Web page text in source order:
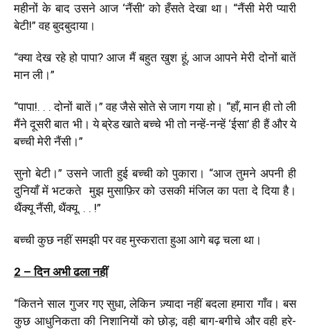
महीनों के बाद उसने आज ‘नैंसी’ को हँसते देखा था। “नैंसी मेरी प्यारी
बेटी!” वह बुदबुदाया।
“क्या देख रहे हो पापा? आज मैं बहुत खुश हूं, आज आपने मेरी दोनों बातें
मान ली।”
“पापा!. . . दोनों बातें।” वह जैसे सोते से जाग गया हो। “हाँ, मान ही तो ली
मैंने दूसरी बात भी। ये ब्रेड खाते बच्चे भी तो नन्हें-नन्हें ‘ईसा’ ही हैं और ये
बच्ची मेरी नैंसी।”
सुनो बेटी।” उसने जाती हुई बच्ची को पुकारा। “आज तुमने अपनी ही
दुनियाँ में भटकते मुझ मुसाफ़िर को उसकी मंजिल का पता दे दिया है।
थैंक्यू नैंसी, थैंक्यू. . . !”
बच्ची कुछ नहीं समझी पर वह मुस्कराता हुआ आगे बढ़ चला था।
2 – दिन अभी ढला नहीं
“कितने साल गुजर गए सुधा, लेकिन ज़्यादा नहीं बदला हमारा गाँव। बस
कुछ आधुनिकता की निशानियों को छोड़; वही बाग-बगीचे और वही हरे-